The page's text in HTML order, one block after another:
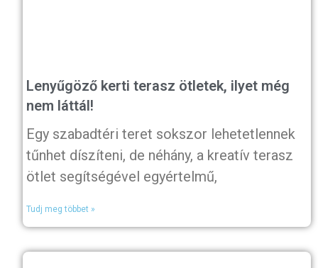
Lenyűgöző kerti terasz ötletek, ilyet még
nem láttál!
Egy szabadtéri teret sokszor lehetetlennek
tűnhet díszíteni, de néhány, a kreatív terasz
ötlet segítségével egyértelmű,
Tudj meg többet »